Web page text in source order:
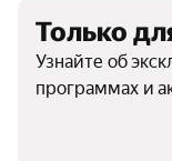
Только
Узнайте об
программах и